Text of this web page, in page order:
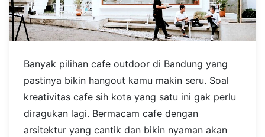
Banyak pilihan cafe outdoor di Bandung yang
pastinya bikin hangout kamu makin seru. Soal
kreativitas cafe sih kota yang satu ini gak perlu
diragukan lagi. Bermacam cafe dengan
arsitektur yang cantik dan bikin nyaman akan